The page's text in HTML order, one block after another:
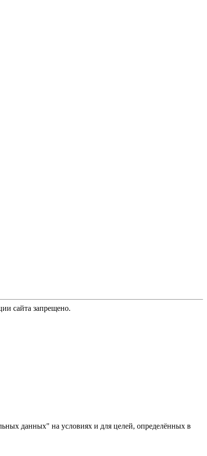
сайта запрещено.
данных" на условиях и для целей, определённых в